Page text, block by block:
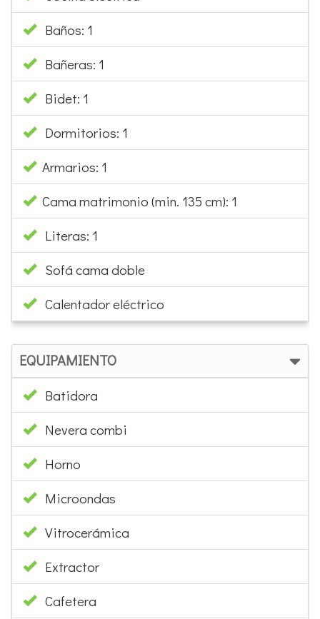
Bañeras: 1
Bidet: 1
Dormitorios: 1
Armarios: 1
Cama matrimonio (min. 135 cm): 1
Literas: 1
Sofá cama doble
Calentador eléctrico
EQUIPAMIENTO
Nevera combi
Horno
Microondas
Vitrocerámica
Extractor
Cafetera
Tostadora
Hervidor agua